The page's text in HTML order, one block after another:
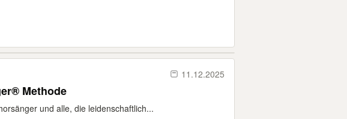
11.12.2025
Methode
und alle, die leidenschaftlich...